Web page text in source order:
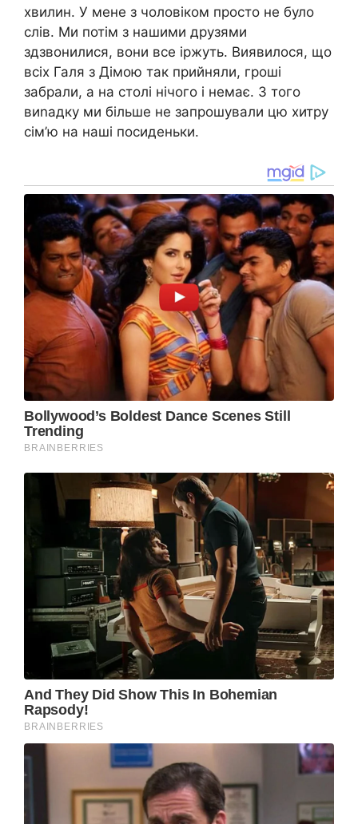
хвилин. У мене з чоловіком просто не було
слів. Ми потім з нашими друзями
здзвонилися, вони все іржуть. Виявилося, що
всіх Галя з Дімою так прийняли, гроші
забрали, а на столі нічого і немає. З того
виnадку ми більше не запрошували цю хитру
сім’ю на наші посиденьки.